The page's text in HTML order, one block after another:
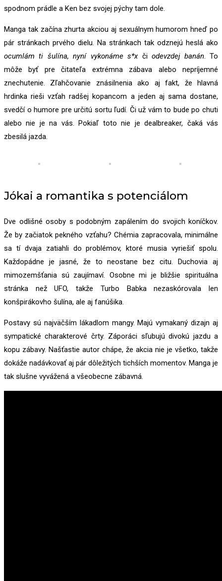
spodnom prádle a Ken bez svojej pýchy tam dole.
Manga tak začína zhurta akciou aj sexuálnym humorom hneď po
pár stránkach prvého dielu. Na stránkach tak odznejú heslá ako
ocumlám ti šulína, nyní vykonáme s*x čiodevzdej banán. To
môže byť pre čitateľa extrémna zábava alebo nepríjemné
znechutenie. Zľahčovanie znásilnenia ako aj fakt, že hlavná
hrdinka rieši vzťah radšej kopancom a jeden aj sama dostane,
svedčí o humore pre určitú sortu ľudí. Či už vám to bude po chuti
alebo nie je na vás. Pokiaľ toto nie je dealbreaker, čaká vás
zbesilá jazda.
Jókai a romantika s potenciálom
Dve odlišné osoby s podobným zapálením do svojich koníčkov.
Že by začiatok pekného vzťahu? Chémia zapracovala, minimálne
sa tí dvaja zatiahli do problémov, ktoré musia vyriešiť spolu.
Každopádne je jasné, že to neostane bez citu. Duchovia aj
mimozemšťania sú zaujímaví. Osobne mi je bližšie spirituálna
stránka než UFO, takže Turbo Babka nezaskórovala len
konšpirákovho šulína, ale aj fanúšika.
Postavy sú najväčším lákadlom mangy. Majú vymakaný dizajn aj
sympatické charakterové črty. Záporáci sľubujú divokú jazdu a
kopu zábavy. Našťastie autor chápe, že akcia nie je všetko, takže
dokáže nadávkovať aj pár dôležitých tichších momentov. Manga je
tak slušne vyvážená a všeobecne zábavná.